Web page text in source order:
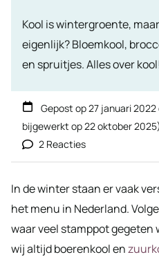
Kool is wintergroente,
eigenlijk? Bloemkool,
en spruitjes. Alles over
Gepost op27 januari 2022
bijgewerkt op22 oktober 2025)
2 Reacties
In de winter staan er vaak
het menu in Nederland.
waar veel stamppot gegeten
wij altijd boerenkool en